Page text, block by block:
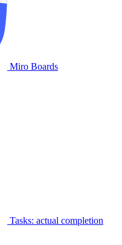
Miro Boards
Tasks: actual completion